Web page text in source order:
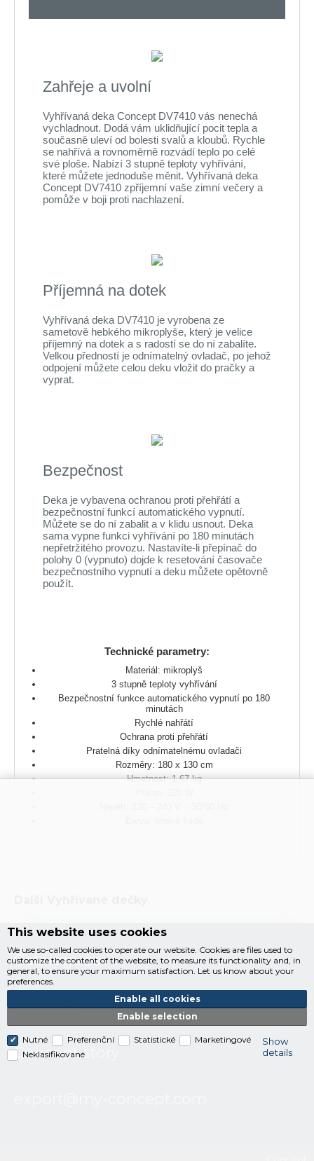
Zahřeje a uvolní
Vyhřívaná deka Concept DV7410 vás nenechá
vychladnout. Dodá vám uklidňující pocit tepla a
současně uleví od bolesti svalů a kloubů. Rychle
se nahřívá a rovnoměrně rozvádí teplo po celé
své ploše. Nabízí 3 stupně teploty vyhřívání,
které můžete jednoduše měnit. Vyhřívaná deka
Concept DV7410 zpříjemní vaše zimní večery a
pomůže v boji proti nachlazení.
Příjemná na dotek
Vyhřívaná deka DV7410 je vyrobena ze
sametově hebkého mikroplyše, který je velice
příjemný na dotek a s radostí se do ní zabalíte.
Velkou předností je odnímatelný ovladač, po jehož
odpojení můžete celou deku vložit do pračky a
vyprat.
Bezpečnost
Deka je vybavena ochranou proti přehřátí a
bezpečnostní funkcí automatického vypnutí.
Můžete se do ní zabalit a v klidu usnout. Deka
sama vypne funkci vyhřívání po 180 minutách
nepřetržitého provozu. Nastavíte-li přepínač do
polohy 0 (vypnuto) dojde k resetování časovače
bezpečnostního vypnutí a deku můžete opětovně
použít.
Technické parametry:
Materiál: mikroplyš
3 stupně teploty vyhřívání
Bezpečnostní funkce automatického vypnutí po 180
minutách
Rychlé nahřátí
Ochrana proti přehřátí
Pratelná díky odnímatelnému ovladači
Rozměry: 180 x 130 cm
Hmotnost: 1,67 kg
Catalogues
Contacts
Concept story
This website uses cookies
We use so-called cookies to operate our website. Cookies are files used to
customize the content of the website, to measure its functionality and, in
general, to ensure your maximum satisfaction. Let us know about your
preferences.
Enable selection
Enable all cookies
Nutné Preferenční Statistické
Marketingové
Neklasifikované
Show
details